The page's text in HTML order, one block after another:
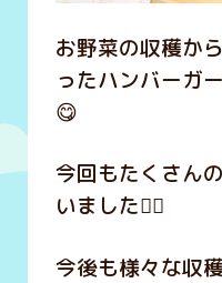
お野菜の収穫か
ったハンバーガ
😋
今回もたくさん
いました🙇‍♀️
今後も様々な収